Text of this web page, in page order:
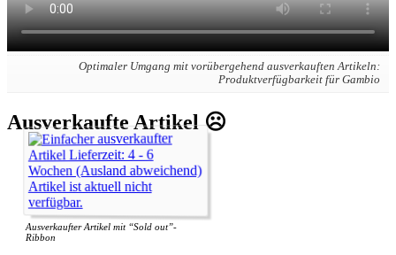
Optimaler Umgang mit vorübergehend ausverkauften Artikeln:
Produktverfügbarkeit für Gambio
Ausverkaufte Artikel ☹️
Ausverkaufter Artikel mit “Sold out”-
Ribbon